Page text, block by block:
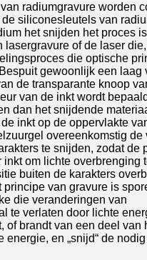
radiumgravure worden
siliconesleutels van
het snijden het proces
lasergravure of de laser
die optische
gewoonlijk een laag
de transparante knoop
van de inkt wordt
dan het snijdende
inkt op de oppervlakte
overeenkomstig de
te snijden, zodat de
inkt om lichte overbrenging
buiten de karakters
principe van gravure is
die veranderingen van
te verlaten door lichte
of brandt van een deel van
energie, en „snijd“ de